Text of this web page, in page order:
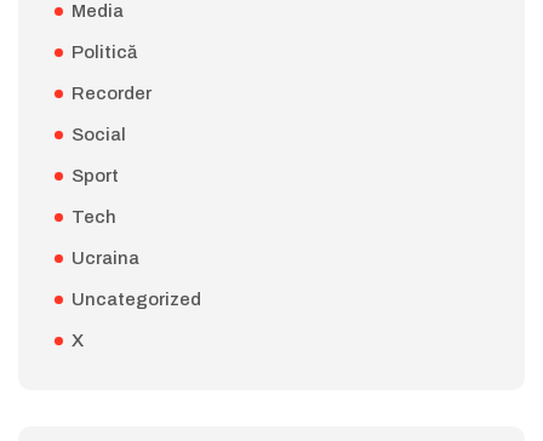
Media
Politică
Recorder
Social
Sport
Tech
Ucraina
Uncategorized
X